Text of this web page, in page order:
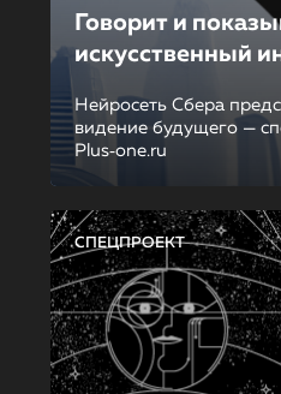
Говорит и
искусственный
Нейросеть Сбера
видение будущего —
Plus‑one.ru
СПЕЦПРОЕКТ